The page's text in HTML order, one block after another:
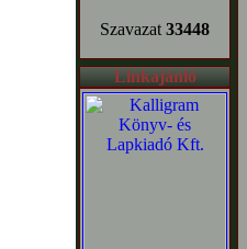
Szavazat 33448
Linkajánló